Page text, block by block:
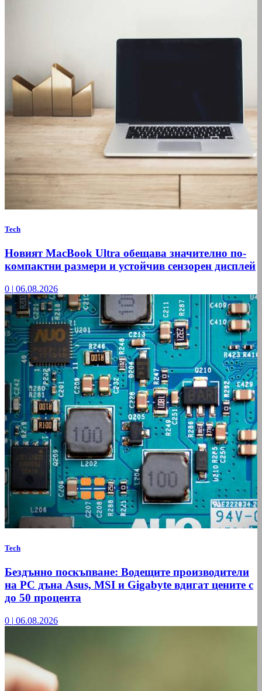
Tech
Новият MacBook Ultra обещава значително по-
компактни размери и устойчив сензорен дисплей
0 | 06.08.2026
Tech
Бездънно поскъпване: Водещите производители
на РС дъна Asus, MSI и Gigabyte вдигат цените с
до 50 процента
0 | 06.08.2026